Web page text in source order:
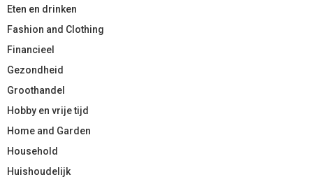
Eten en drinken
Fashion and Clothing
Financieel
Gezondheid
Groothandel
Hobby en vrije tijd
Home and Garden
Household
Huishoudelijk